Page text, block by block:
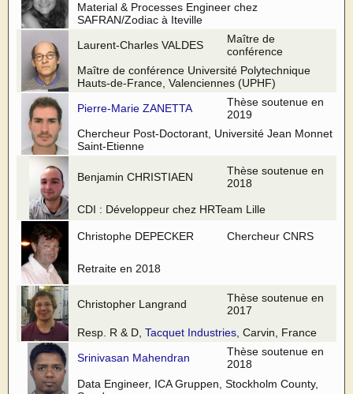
Material & Processes Engineer chez
SAFRAN/Zodiac à Iteville
Laurent-Charles VALDES
Maître de
conférence
Maître de conférence Université Polytechnique
Hauts-de-France, Valenciennes (UPHF)
Pierre-Marie ZANETTA
Thèse soutenue en
2019
Chercheur Post-Doctorant, Université Jean Monnet
Saint-Etienne
Benjamin CHRISTIAEN
Thèse soutenue en
2018
CDI : Développeur chez HRTeam Lille
Christophe DEPECKER Chercheur CNRS
Retraite en 2018
Christopher Langrand
Thèse soutenue en
2017
Resp. R & D, Tacquet Industries , Carvin, France
Srinivasan Mahendran
Thèse soutenue en
2018
Data Engineer, ICA Gruppen, Stockholm County,